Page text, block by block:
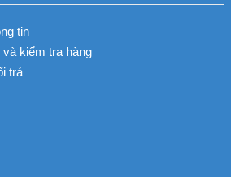
tin
kiểm tra hàng
trả